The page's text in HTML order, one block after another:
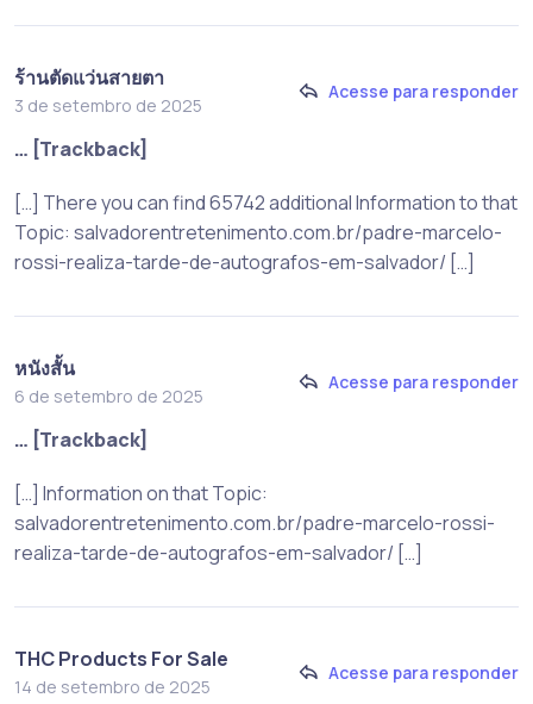
ร้านตัดแว่นสายตา
3 de setembro de 2025
Acesse para responder
… [Trackback]
[…] There you can find 65742 additional Information to that
Topic: salvadorentretenimento.com.br/padre-marcelo-
rossi-realiza-tarde-de-autografos-em-salvador/ […]
หนังสั้น
6 de setembro de 2025
Acesse para responder
… [Trackback]
[…] Information on that Topic:
salvadorentretenimento.com.br/padre-marcelo-rossi-
realiza-tarde-de-autografos-em-salvador/ […]
THC Products For Sale
14 de setembro de 2025
Acesse para responder